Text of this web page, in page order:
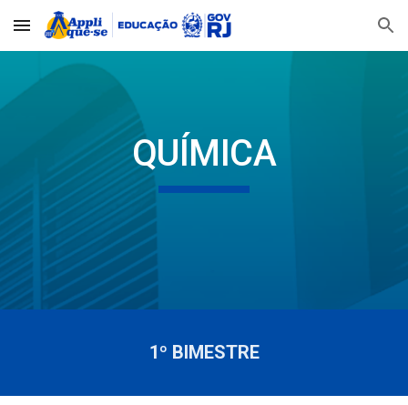
Skip to main content Skip to navigation
QUÍMICA
1º BIMESTRE